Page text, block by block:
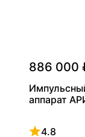
886 000
аппарат
4.8